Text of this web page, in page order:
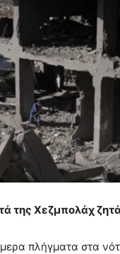
της Χεζμπολάχ
πλήγματα στα